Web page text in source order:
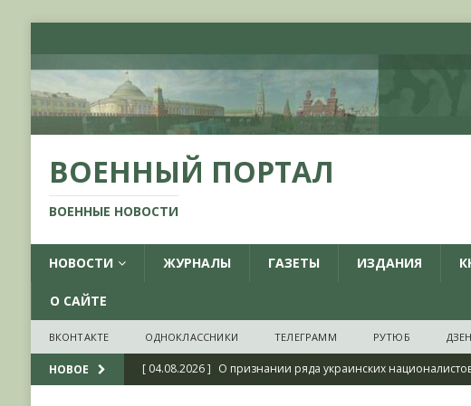
ВОЕННЫЙ ПОРТАЛ
ВОЕННЫЕ НОВОСТИ
НОВОСТИ ЖУРНАЛЫ ГАЗЕТЫ ИЗДАНИЯ
О САЙТЕ
ВКОНТАКТЕ ОДНОКЛАССНИКИ ТЕЛЕГРАММ РУТЮБ ДЗЕН
НОВОЕ [ 04.08.2026 ] О признании ряда украинских